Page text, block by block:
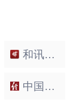
和讯财经
中国经济网